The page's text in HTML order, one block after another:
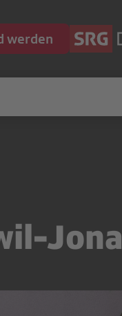
werden
Jona